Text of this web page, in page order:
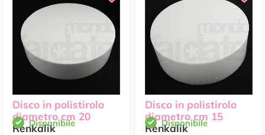
Disco in polistirolo
diametro cm 20
Renkalik
Disponibile
Disco in polistirolo
diametro cm 15
Renkalik
Disponibile